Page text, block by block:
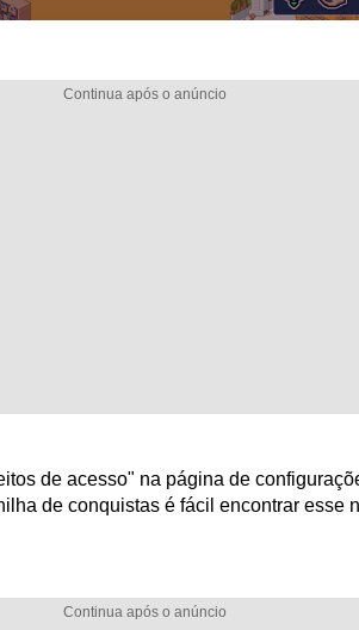
de acesso" na página de
de conquistas é fácil encontrar esse